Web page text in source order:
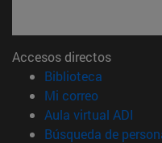
Accesos directos
Biblioteca
Mi correo(abre en
Aula virtual ADI
Búsqueda de